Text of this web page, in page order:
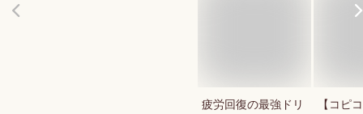
疲労回復の最強ドリ
【コピ